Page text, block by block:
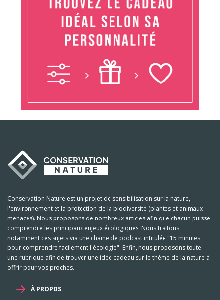
Conservation Nature est un projet de sensibilisation sur la nature,
l'environnement et la protection de la biodiversité (plantes et animaux
menacés). Nous proposons de nombreux articles afin que chacun puisse
comprendre les principaux enjeux écologiques. Nous traitons
notamment ces sujets via une chaine de podcast intitulée "15 minutes
pour comprendre facilement l'écologie". Enfin, nous proposons toute
une rubrique afin de trouver une idée cadeau sur le thème de la nature à
offrir pour vos proches.
À PROPOS